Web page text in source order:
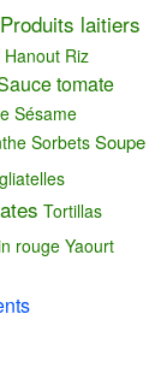
Produits laitiers
Hanout Riz
tomate
Sésame
Sorbets Soupe
Tortillas
rouge Yaourt